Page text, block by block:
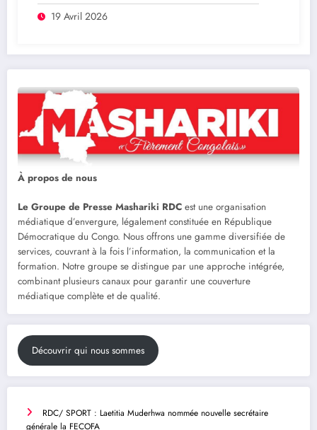
19 Avril 2026
À propos de nous
Le Groupe de Presse Mashariki RDC est une organisation
médiatique d’envergure, légalement constituée en République
Démocratique du Congo. Nous offrons une gamme diversifiée de
services, couvrant à la fois l’information, la communication et la
formation. Notre groupe se distingue par une approche intégrée,
combinant plusieurs canaux pour garantir une couverture
médiatique complète et de qualité.
Découvrir qui nous sommes
RDC/ SPORT : Laetitia Muderhwa nommée nouvelle secrétaire
générale la FECOFA